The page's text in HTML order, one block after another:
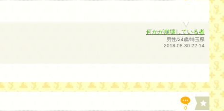
何かが崩壊している者
男性/24歳/埼玉県
2018-08-30 22:14
0